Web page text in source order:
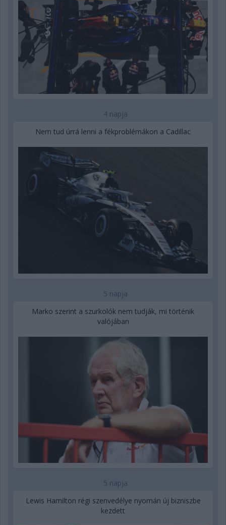
4 napja
Nem tud úrrá lenni a fékproblémákon a Cadillac
5 napja
Marko szerint a szurkolók nem tudják, mi történik
valójában
5 napja
Lewis Hamilton régi szenvedélye nyomán új bizniszbe
kezdett